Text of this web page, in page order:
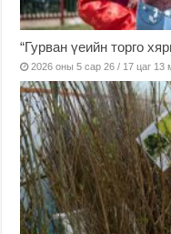
“Гурван үеийн торго
2026 оны 5 сар 26 / 17 цаг 13